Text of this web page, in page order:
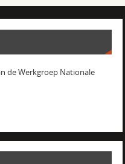
de Werkgroep Nationale